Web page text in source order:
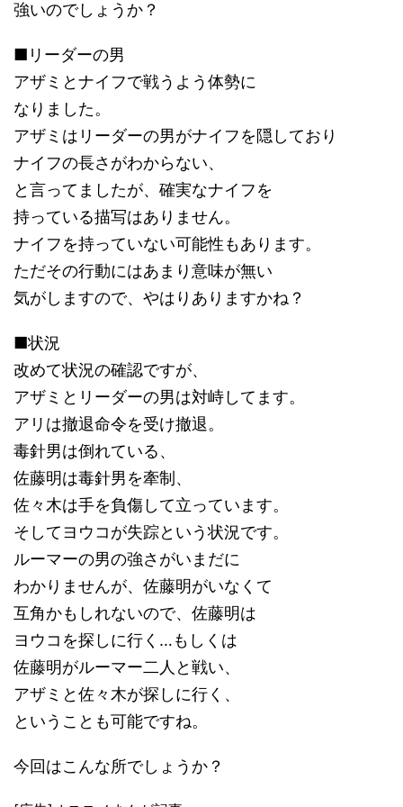
強いのでしょうか？
■リーダーの男
アザミとナイフで戦うよう体勢に
なりました。
アザミはリーダーの男がナイフを隠しており
ナイフの長さがわからない、
と言ってましたが、確実なナイフを
持っている描写はありません。
ナイフを持っていない可能性もあります。
ただその行動にはあまり意味が無い
気がしますので、やはりありますかね？
■状況
改めて状況の確認ですが、
アザミとリーダーの男は対峙してます。
アリは撤退命令を受け撤退。
毒針男は倒れている、
佐藤明は毒針男を牽制、
佐々木は手を負傷して立っています。
そしてヨウコが失踪という状況です。
ルーマーの男の強さがいまだに
わかりませんが、佐藤明がいなくて
互角かもしれないので、佐藤明は
ヨウコを探しに行く…もしくは
佐藤明がルーマー二人と戦い、
アザミと佐々木が探しに行く、
ということも可能ですね。
今回はこんな所でしょうか？